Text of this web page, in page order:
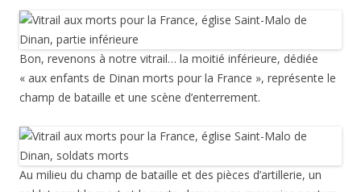
Bon, revenons à notre vitrail… la moitié inférieure, dédiée
« aux enfants de Dinan morts pour la France », représente le
champ de bataille et une scène d’enterrement.
Au milieu du champ de bataille et des pièces d’artillerie, un